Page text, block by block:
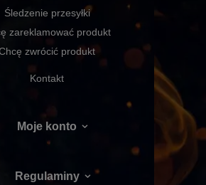
Śledzenie przesyłki
zareklamować produkt
zwrócić produkt
Kontakt
Moje konto
Regulaminy